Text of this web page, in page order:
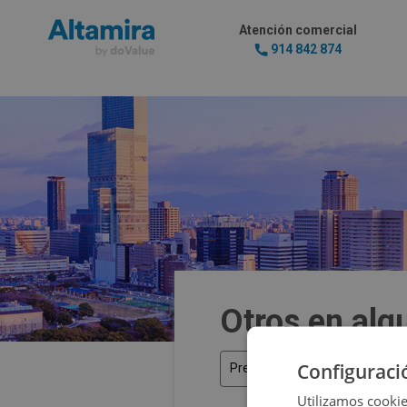
Atención comercial
914 842 874
Otros en
Precio
Utilizamos